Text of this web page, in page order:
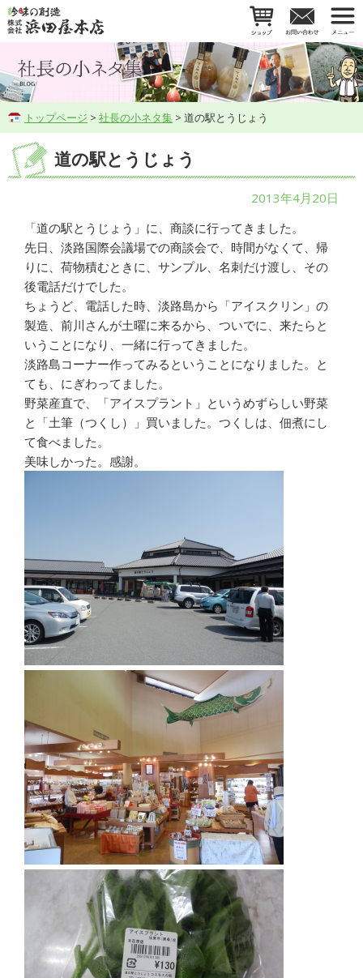
トップページ > 社長の小ネタ集 > 道の駅とうじょう
道の駅とうじょう
2013年4月20日
「道の駅とうじょう」に、商談に行ってきました。
先日、淡路国際会議場での商談会で、時間がなくて、帰
りに、荷物積むときに、サンプル、名刺だけ渡し、その
後電話だけでした。
ちょうど、電話した時、淡路島から「アイスクリン」の
製造、前川さんが土曜に来るから、ついでに、来たらと
いうことになり、一緒に行ってきました。
淡路島コーナー作ってみるということになりました。と
ても、にぎわってました。
野菜産直で、「アイスプラント」というめずらしい野菜
と「土筆（つくし）」買いました。つくしは、佃煮にし
て食べました。
美味しかった。感謝。